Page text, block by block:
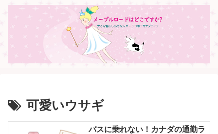
可愛いウサギ
バスに乗れない！カナダの通勤ラ